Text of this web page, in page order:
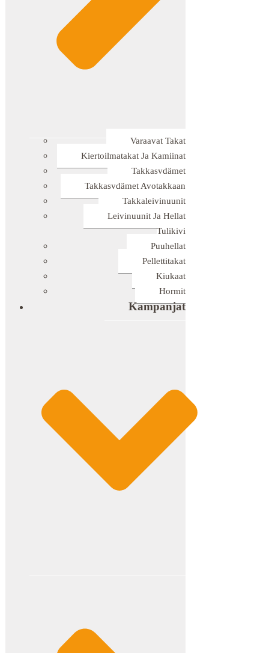
Varaavat Takat
Kiertoilmatakat Ja Kamiinat
Takkasydämet
Takkasydämet Avotakkaan
Takkaleivinuunit
Leivinuunit Ja Hellat
Tulikivi
Puuhellat
Pellettitakat
Kiukaat
Hormit
Kampanjat